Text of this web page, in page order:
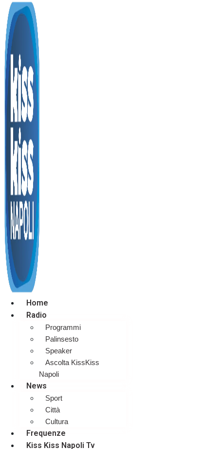
Home
Radio
Programmi
Palinsesto
Speaker
Ascolta KissKiss
Napoli
News
Sport
Città
Cultura
Frequenze
Kiss Kiss Napoli Tv